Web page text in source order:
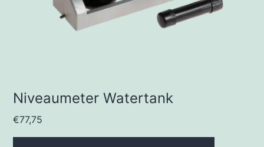
Niveaumeter Watertank
€77,75